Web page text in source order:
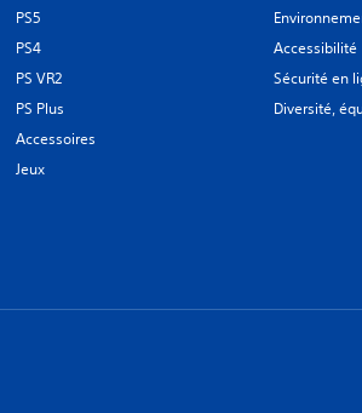
PS5
PS4
PS VR2
PS Plus
Accessoires
Jeux
Accessibilité
Sécurité en
Diversité,